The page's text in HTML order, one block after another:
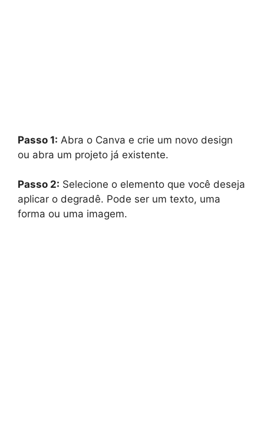
Passo 1: Abra o Canva e crie um novo design
ou abra um projeto já existente.
Passo 2: Selecione o elemento que você deseja
aplicar o degradê. Pode ser um texto, uma
forma ou uma imagem.